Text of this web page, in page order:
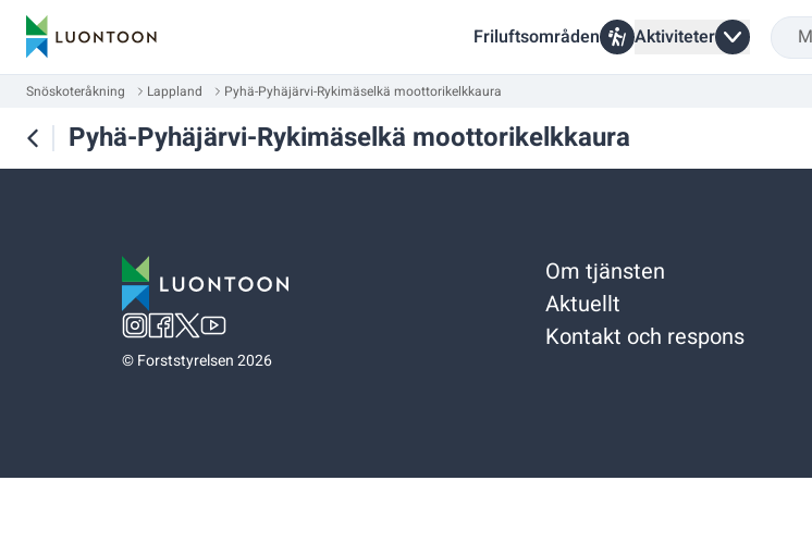
Friluftsområden Aktiviteter
Snöskoteråkning Lappland Pyhä-Pyhäjärvi-Rykimäselkä moottorikelkkaura
Pyhä-Pyhäjärvi-Rykimäselkä moottorikelkkaura
©Forststyrelsen 2026
Om tjänsten
Aktuellt
Kontakt och respons